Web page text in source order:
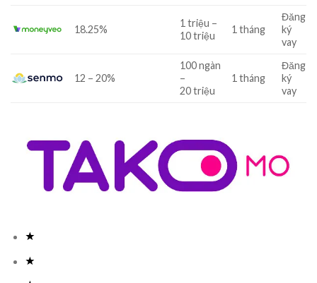
18.25%
1 triệu –
10triệu
1 tháng
Đăng
ký
vay
12 –20%
100ngàn
–
20triệu
1 tháng
Đăng
ký
vay